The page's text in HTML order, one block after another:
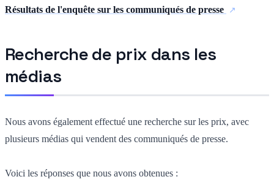
Résultats de l'enquête sur les communiqués de presse
Recherche de prix dans les
médias
Nous avons également effectué une recherche sur les prix, avec
plusieurs médias qui vendent des communiqués de presse.
Voici les réponses que nous avons obtenues :